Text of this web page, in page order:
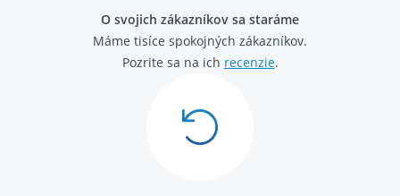
O svojich zákazníkov sa staráme
Máme tisíce spokojných zákazníkov.
Pozrite sa na ich recenzie.